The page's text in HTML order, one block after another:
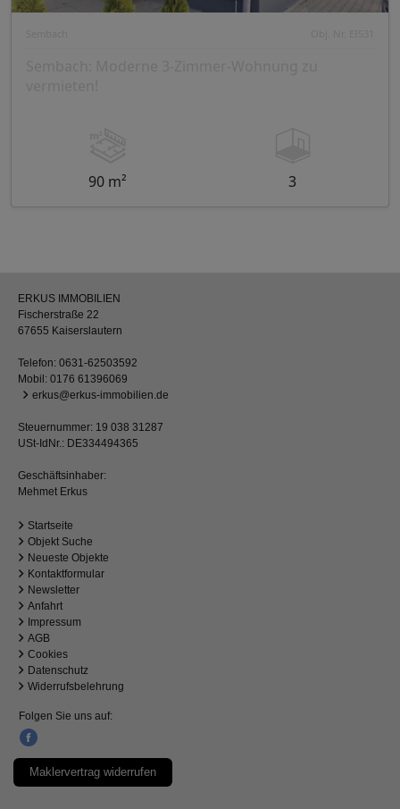
90 m² 3
ERKUS IMMOBILIEN
Fischerstraße 22
67655 Kaiserslautern
Telefon: 0631-62503592
Mobil: 0176 61396069
erkus@erkus-immobilien.de
Steuernummer: 19 038 31287
USt-IdNr.: DE334494365
Geschäftsinhaber:
Mehmet Erkus
Startseite
Objekt Suche
Neueste Objekte
Kontaktformular
Newsletter
Anfahrt
Impressum
AGB
Cookies
Datenschutz
Widerrufsbelehrung
Folgen Sie uns auf:
Maklervertrag widerrufen